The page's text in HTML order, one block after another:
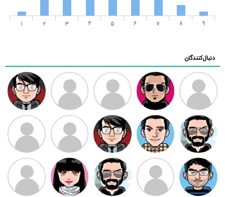
1 2 3 4 5 6 7 8 9
دنبال‌کنندگان
ممدرضا رضا کاظمی زهرا ~ ابتین
سید محمد
موسوی
مهدی فرهمند مهدی سلطانی داود رضیی
طرفدار میلی
بابی براون
کیوان کیانی